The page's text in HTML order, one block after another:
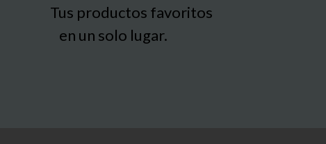
Tus productos favoritos
en un solo lugar.